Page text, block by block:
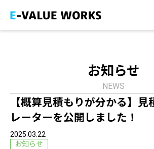
ホーム
サービス
SERVICE
NEWS
【概算見積もりが分かる】見
レーターを公開しました！
2025.03.22
お知らせ
お知らせ
NEWS